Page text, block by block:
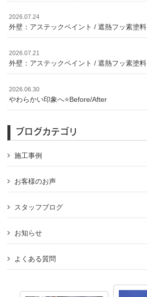
2026.07.24
外壁：アステックペイント / 遮熱フッ素塗料
2026.07.21
外壁：アステックペイント / 遮熱フッ素塗料
2026.06.30
やわらかい印象へ⭐️Before/After
ブログカテゴリ
施工事例
お客様のお声
スタッフブログ
お知らせ
よくある質問